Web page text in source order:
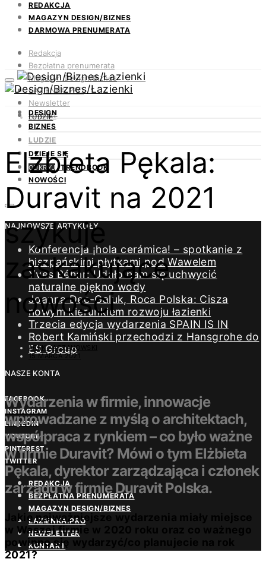
REDAKCJA
MAGAZYN DESIGN/BIZNES
DARMOWA PRENUMERATA
Redakcja
Bezpłatna prenumerata
Magazyn Design/Biznes
ŁAZIENKA.PRO
Newsletter
Kontakt
DESIGN
BIZNES
LUDZIE
DZIEJE SIĘ
ODKRYJ TRENDBOOK
NOWOŚCI
NAJNOWSZE ARTYKUŁY
Konferencja ¡hola cerámica! – spotkanie z
hiszpańskimi płytkami pod Wawelem
Yves Béhar: Udało nam się uchwycić
naturalne piękno wody
Joanna Dec-Galuk, Roca Polska: Cisza
nowym kierunkiem rozwoju łazienki
Trzecia edycja wydarzenia SPAIN IS IN
Robert Kamiński przechodzi z Hansgrohe do
ES Group
NASZE KONTA
FACEBOOK
INSTAGRAM
LINKEDIN
YOUTUBE
PINTEREST
TWITTER
REDAKCJA
BEZPŁATNA PRENUMERATA
MAGAZYN DESIGN/BIZNES
ŁAZIENKA.PRO
NEWSLETTER
KONTAKT
LUDZIE
Elżbieta Pękala:
Duravit na 2021
szykuje
zaskakujące
nowości
AREK KACZANOWSKI
15 MARCA 2021
Wydarzenia w firmie, innowacje
wprowadzane z myślą o architektach,
współpraca z rynkiem – co było ważne
w firmie Duravit? Mówi o tym Elżbieta
Pękala, dyrektor zarządzająca i członek
zarządu w firmie Duravit Polska.
Jakie najważniejsze wydarzenia miały miejsce
w Waszej firmie w 2020 roku oraz co ważnego
powinno się wydarzyć/co planujecie na rok
2021?